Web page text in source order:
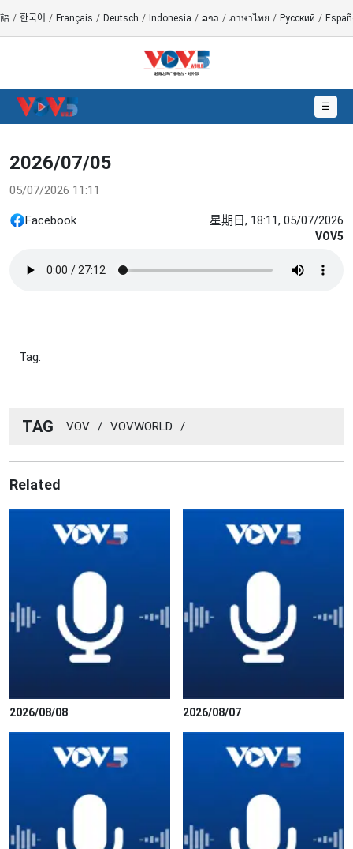
/ 한국어 / Français / Deutsch / Indonesia / ລາວ / ภาษาไทย / Русский /
☰
2026/07/05
05/07/2026 11:11
Facebook 星期日, 18:11, 05/07/2026
VOV5
Tag:
TAG VOV / VOVWORLD /
Related
2026/08/08 2026/08/07